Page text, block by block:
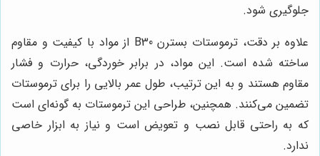
جلوگیری شود.
علاوه بر دقت، ترموستات بسترن B30 از مواد با کیفیت و مقاوم
ساخته شده است. این مواد، در برابر خوردگی، حرارت و فشار
مقاوم هستند و به این ترتیب، طول عمر بالایی را برای ترموستات
تضمین می‌کنند. همچنین، طراحی این ترموستات به گونه‌ای است
که به راحتی قابل نصب و تعویض است و نیاز به ابزار خاصی
ندارد.